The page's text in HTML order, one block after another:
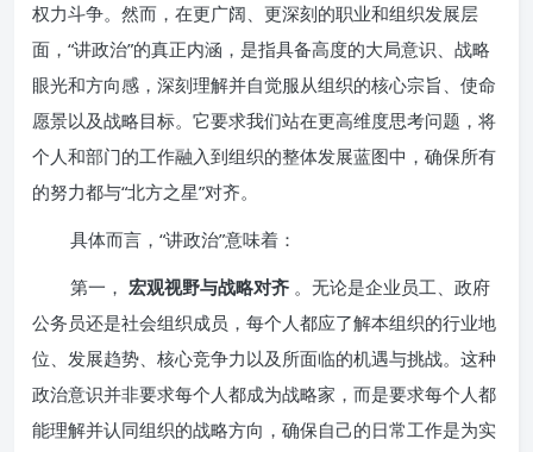
权力斗争。然而，在更广阔、更深刻的职业和组织发展层
面，“讲政治”的真正内涵，是指具备高度的大局意识、战略
眼光和方向感，深刻理解并自觉服从组织的核心宗旨、使命
愿景以及战略目标。它要求我们站在更高维度思考问题，将
个人和部门的工作融入到组织的整体发展蓝图中，确保所有
的努力都与“北方之星”对齐。
具体而言，“讲政治”意味着：
第一， 宏观视野与战略对齐 。无论是企业员工、政府
公务员还是社会组织成员，每个人都应了解本组织的行业地
位、发展趋势、核心竞争力以及所面临的机遇与挑战。这种
政治意识并非要求每个人都成为战略家，而是要求每个人都
能理解并认同组织的战略方向，确保自己的日常工作是为实